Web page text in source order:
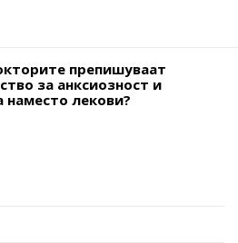
препишуваат
за анксиозност и
наместо лекови?